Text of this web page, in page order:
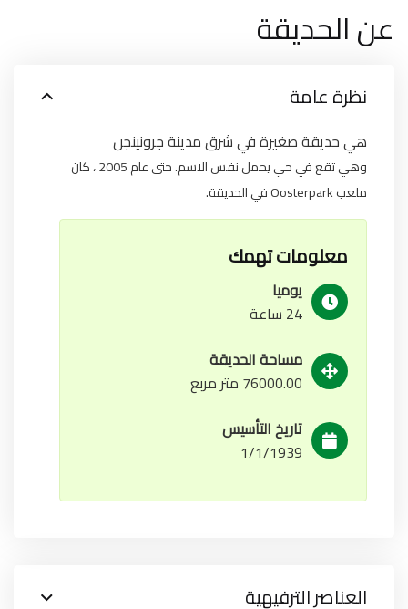
عن الحديقة
نظرة عامة
هي حديقة صغيرة في شرق مدينة جرونينجن
وهي تقع في حي يحمل نفس الاسم. حتى عام 2005 ، كان
ملعب Oosterpark في الحديقة.
معلومات تهمك
يوميا
24 ساعة
مساحة الحديقة
76000.00 متر مربع
تاريخ التأسيس
1/1/1939
العناصر الترفيهية